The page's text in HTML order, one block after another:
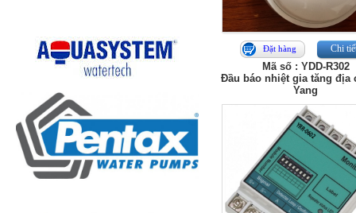
Đặt hàng Chi
Mã số : YDD-R302
Đầu báo nhiệt gia tăng địa
Yang